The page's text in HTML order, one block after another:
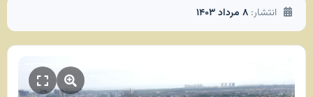
انتشار: ۸ مرداد ۱۴۰۳